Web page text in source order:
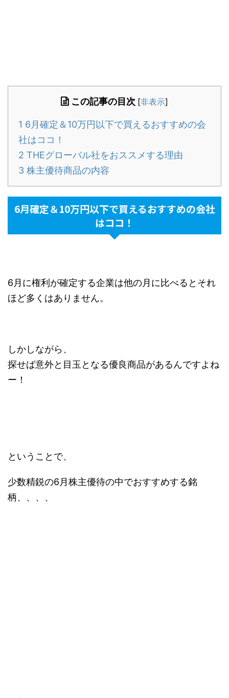
この記事の目次 [非表示]
1 6月確定＆10万円以下で買えるおすすめの会
社はココ！
2 THEグローバル社をおススメする理由
3 株主優待商品の内容
6月確定＆10万円以下で買えるおすすめの会社
はココ！
6月に権利が確定する企業は他の月に比べるとそれ
ほど多くはありません。
しかしながら、
探せば意外と目玉となる優良商品があるんですよね
ー！
ということで、
少数精鋭の6月株主優待の中でおすすめする銘
柄、、、、